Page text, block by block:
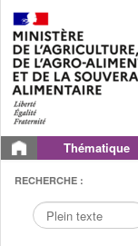
Thématique
RECHERCHE :